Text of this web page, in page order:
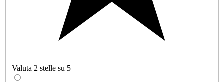
Valuta 2 stelle su 5